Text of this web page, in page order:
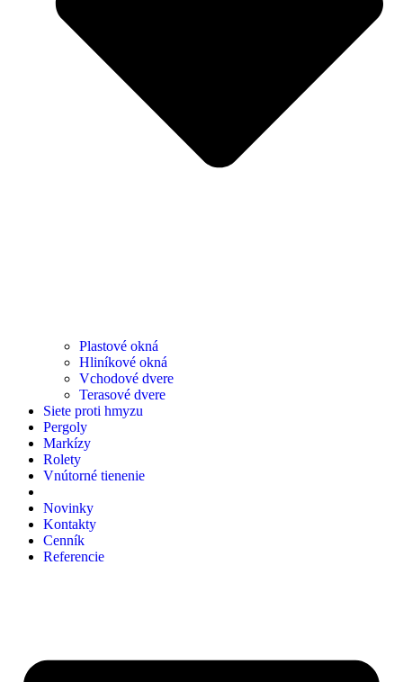
Plastové okná
Hliníkové okná
Vchodové dvere
Terasové dvere
Siete proti hmyzu
Pergoly
Markízy
Rolety
Vnútorné tienenie
Novinky
Kontakty
Cenník
Referencie